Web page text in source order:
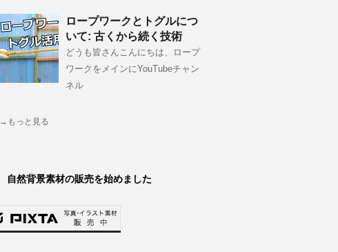
ロープワークとトグルにつ
いて: 古くから続く技術
どうも皆さんこんにちは、ロープ
ワークをメインにYouTubeチャン
ネル
→もっと見る
自然背景素材の販売を始めました